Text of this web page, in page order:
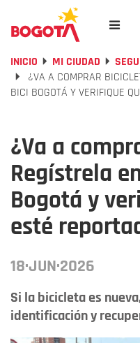
INICIO MI CIUDAD
¿VA A COMPRAR
BICI BOGOTÁ Y VERIFIQUE
¿Va a
Regístrela
Bogotá y
esté
18·JUN·2026
Si la bicicleta es
identificación y